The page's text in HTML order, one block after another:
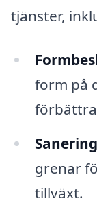
tjänster,
form på
grenar
tillväxt.